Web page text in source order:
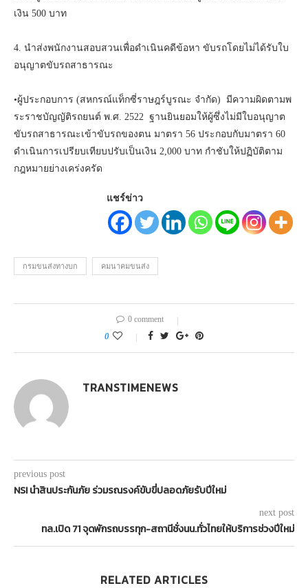
เงิน 500 บาท
4. นำส่งพนักงานสอบสวนเพื่อดำเนินคดีข้อหา ขับรถโดยไม่ได้รับใบ
อนุญาตขับรถสาธารณะ
•ผู้ประกอบการ (สหกรณ์แท็กซี่ราษฎร์บูรณะ จำกัด) มีความผิดตามพ
ระราชบัญญัติรถยนต์ พ.ศ. 2522 ฐานยินยอมให้ผู้ซึ่งไม่มีใบอนุญาต
ขับรถสาธารณะเข้าขับรถของตน มาตรา 56 ประกอบกับมาตรา 60
ดำเนินการเปรียบเทียบปรับเป็นเงิน 2,000 บาท กำชับให้ปฏิบัติตาม
กฎหมายย่างเคร่งครัด
แชร์ข่าว
กรมขนส่งทางบก คมนาคมขนส่ง
0 comment
0
TRANSTIMENEWS
previous post
NSI นำสินประกันภัย ร่วมรณรงค์ขับขี่ปลอดภัยรับปีใหม่
next post
ทล.เปิด 71 จุดพักรถบรรทุก-สถานีชั่งนน.ทั่วไทยให้บริการช่วงปีใหม่
RELATED ARTICLES